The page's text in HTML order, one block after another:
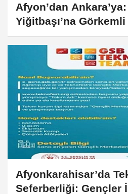
Afyon’dan
Yiğitbaşı’na Görkemli
Afyonkarahisar’da
Seferberliği: Gençler